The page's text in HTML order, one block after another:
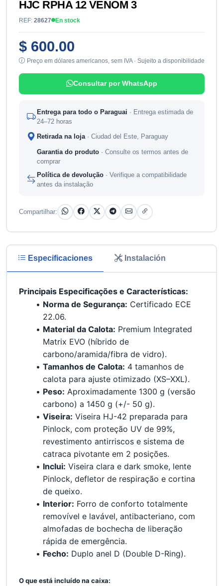
HJC RPHA 12 VENOM 3
REF: 28627 En stock
$ 600.00
Preço em dólares americanos, sem IVA · Sujeito a disponibilidade
Consultar por WhatsApp
Entrega para todo o Paraguai · Entrega estimada de
24–72 horas
Retirada na loja · Ciudad del Este, Paraguay
Garantia do produto · Consulte os termos antes de
comprar
Política de devolução · Verifique a compatibilidade
antes da instalação
Compartilhar:
Especificaciones Instalación
Principais Especificações e Características:
Norma de Segurança: Certificado ECE
22.06.
Material da Calota: Premium Integrated
Matrix EVO (híbrido de
carbono/aramida/fibra de vidro).
Tamanhos de Calota: 4 tamanhos de
calota para ajuste otimizado (XS–XXL).
Peso: Aproximadamente 1300 g (versão
carbono) a 1450 g (+/- 50 g).
Viseira: Viseira HJ-42 preparada para
Pinlock, com proteção UV de 99%,
revestimento antirriscos e sistema de
catraca pivotante em 2 posições.
Inclui: Viseira clara e dark smoke, lente
Pinlock, defletor de respiração e cortina
de queixo.
Interior: Forro de conforto totalmente
removível e lavável, antibacteriano, com
almofadas de bochecha de liberação
rápida de emergência.
Fecho: Duplo anel D (Double D-Ring).
﻿O que está incluído na caixa: